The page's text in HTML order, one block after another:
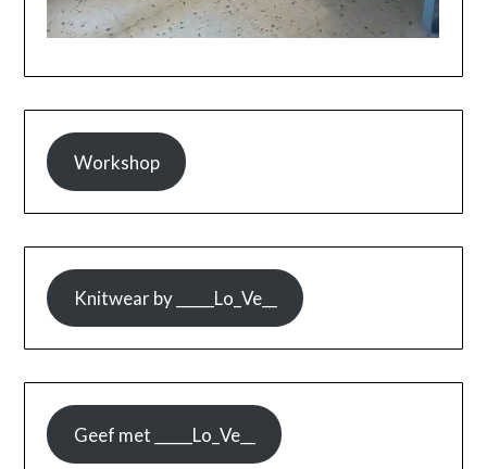
Workshop
Knitwear by _____Lo_Ve__
Geef met _____Lo_Ve__